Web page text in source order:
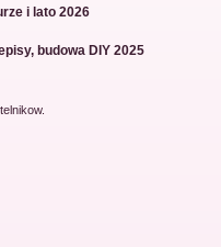
i lato 2026
budowa DIY 2025